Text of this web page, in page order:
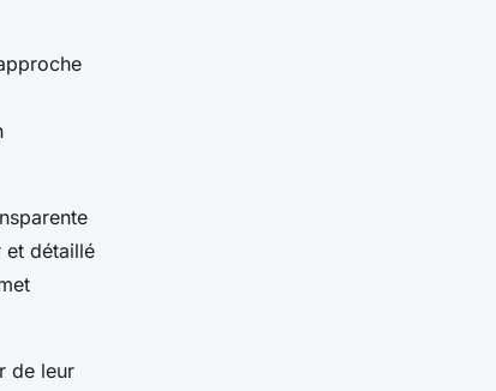
et détaillé
de leur